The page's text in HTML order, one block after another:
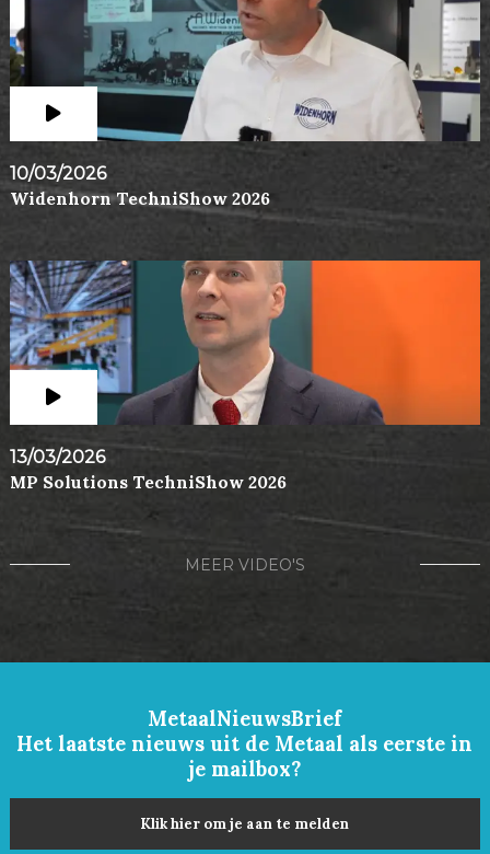
10/03/2026
Widenhorn TechniShow 2026
13/03/2026
MP Solutions TechniShow 2026
MEER VIDEO'S
MetaalNieuwsBrief
Het laatste nieuws uit de Metaal als eerste in
je mailbox?
Klik hier om je aan te melden